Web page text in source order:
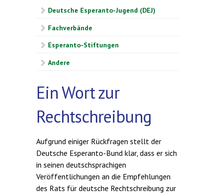
Deutsche Esperanto-Jugend (DEJ)
Fachverbände
Esperanto-Stiftungen
Andere
Ein Wort zur
Rechtschreibung
Aufgrund einiger Rückfragen stellt der
Deutsche Esperanto-Bund klar, dass er sich
in seinen deutschsprachigen
Veröffentlichungen an die Empfehlungen
des Rats für deutsche Rechtschreibung zur